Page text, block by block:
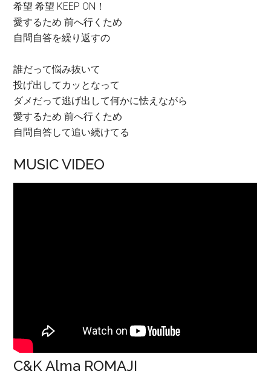
希望 希望 KEEP ON！
愛するため 前へ行くため
自問自答を繰り返すの
誰だって悩み抜いて
投げ出してカッとなって
ダメだって逃げ出して何かに怯えながら
愛するため 前へ行くため
自問自答して追い続けてる
MUSIC VIDEO
C&K Alma ROMAJI